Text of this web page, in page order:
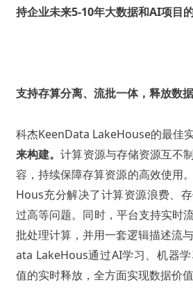
持企业未来5-10年大数据和AI项目
支持存算分离、流批一体，释放数
科杰KeenData LakeHouse的最佳
来构建。计算资源与存储资源互不
容，持续保障存算资源的高效使用。
Hous充分解决了计算资源浪费、
过高等问题。同时，平台支持实时
批处理计算，并用一套逻辑描述流
ata LakeHous通过AI学习、机器
值的实时释放，全方面实现数据价值